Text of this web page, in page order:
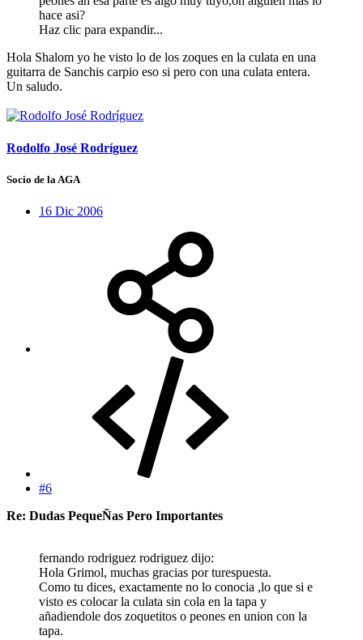
hace asi?
Haz clic para expandir...
Hola Shalom yo he visto lo de los zoques en la culata en una
guitarra de Sanchis carpio eso si pero con una culata entera.
Un saludo.
Rodolfo José Rodríguez
Socio de la AGA
16 Dic 2006
#6
Re: Dudas PequeÑas Pero Importantes
fernando rodriguez rodriguez dijo:
Hola Grimol, muchas gracias por turespuesta.
Como tu dices, exactamente no lo conocia ,lo que si e
visto es colocar la culata sin cola en la tapa y
añadiendole dos zoquetitos o peones en union con la
tapa.